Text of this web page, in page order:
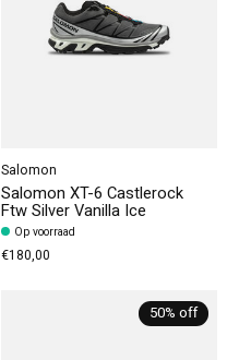
Salomon
Salomon XT-6 Castlerock
Ftw Silver Vanilla Ice
Op voorraad
€180,00
50% off